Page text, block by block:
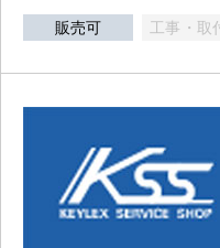
販売可 工事・取